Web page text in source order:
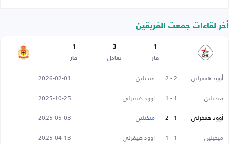
أخر لقاءات جمعت الفريقين
1
فاز
3
تعادل
1
فاز
أوود هيفرلي 2 - 2 ميخيلين
2026-02-01
ميخيلين
1 - 1 أوود هيفرلي
2025-10-25
أوود هيفرلي
1 - 2 ميخيلين
2025-05-03
ميخيلين
1 - 1 أوود هيفرلي
2025-04-13